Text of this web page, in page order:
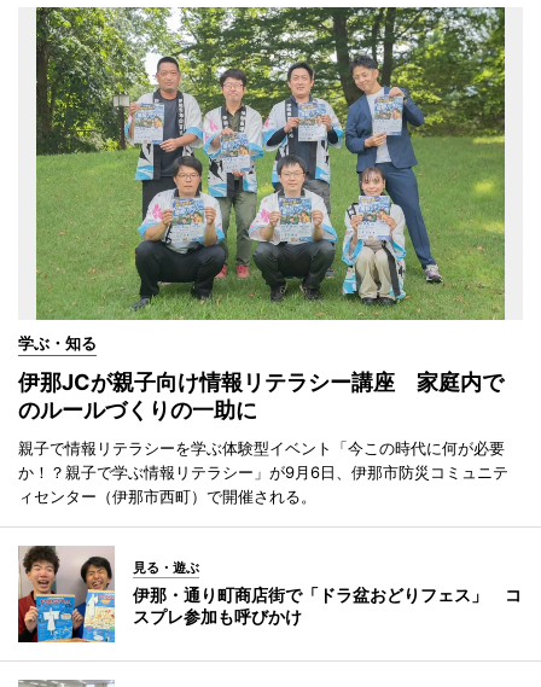
学ぶ・知る
伊那JCが親子向け情報リテラシー講座 家庭内で
のルールづくりの一助に
親子で情報リテラシーを学ぶ体験型イベント「今この時代に何が必要
か！？親子で学ぶ情報リテラシー」が9月6日、伊那市防災コミュニテ
ィセンター（伊那市西町）で開催される。
見る・遊ぶ
伊那・通り町商店街で「ドラ盆おどりフェス」 コ
スプレ参加も呼びかけ